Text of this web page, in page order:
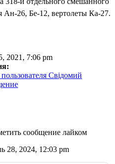
Ан-26, Бе-12, вертолеты Ка-27.
2021, 7:06 pm
Свідомий
сообщение лайком
28, 2024, 12:03 pm